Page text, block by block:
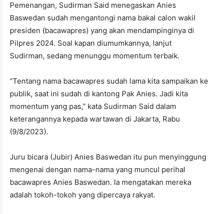
Pemenangan, Sudirman Said menegaskan Anies
Baswedan sudah mengantongi nama bakal calon wakil
presiden (bacawapres) yang akan mendampinginya di
Pilpres 2024. Soal kapan diumumkannya, lanjut
Sudirman, sedang menunggu momentum terbaik.
“Tentang nama bacawapres sudah lama kita sampaikan ke
publik, saat ini sudah di kantong Pak Anies. Jadi kita
momentum yang pas,” kata Sudirman Said dalam
keterangannya kepada wartawan di Jakarta, Rabu
(9/8/2023).
Juru bicara (Jubir) Anies Baswedan itu pun menyinggung
mengenai dengan nama-nama yang muncul perihal
bacawapres Anies Baswedan. Ia mengatakan mereka
adalah tokoh-tokoh yang dipercaya rakyat.